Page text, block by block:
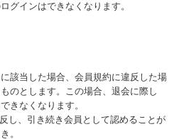
グインはできなくなります。
該当した場合、会員規約に違反した場
のとします。この場合、退会に際し
きなくなります。
し、引き続き会員として認めることが
。